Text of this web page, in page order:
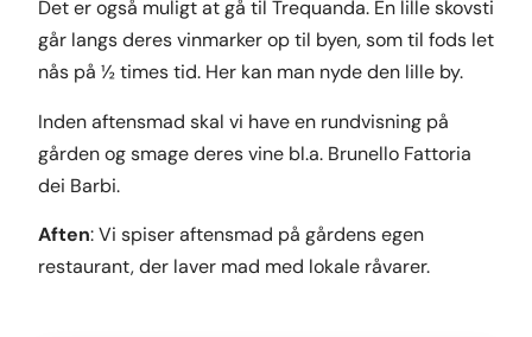
Det er også muligt at gå til Trequanda. En lille skovsti
går langs deres vinmarker op til byen, som til fods let
nås på ½ times tid. Her kan man nyde den lille by.
Inden aftensmad skal vi have en rundvisning på
gården og smage deres vine bl.a. Brunello Fattoria
dei Barbi.
Aften: Vi spiser aftensmad på gårdens egen
restaurant, der laver mad med lokale råvarer.